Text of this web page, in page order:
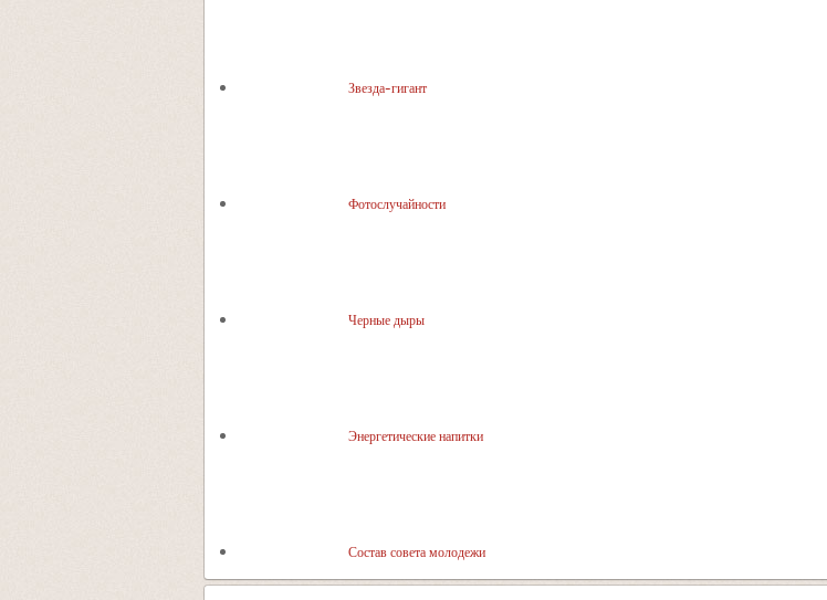
Звезда-гигант
Фотослучайности
Черные дыры
Энергетические напитки
Состав совета молодежи